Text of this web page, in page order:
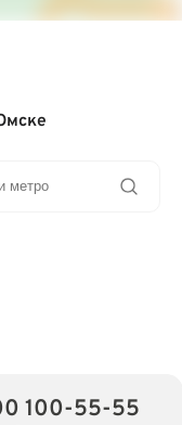
100-55-55